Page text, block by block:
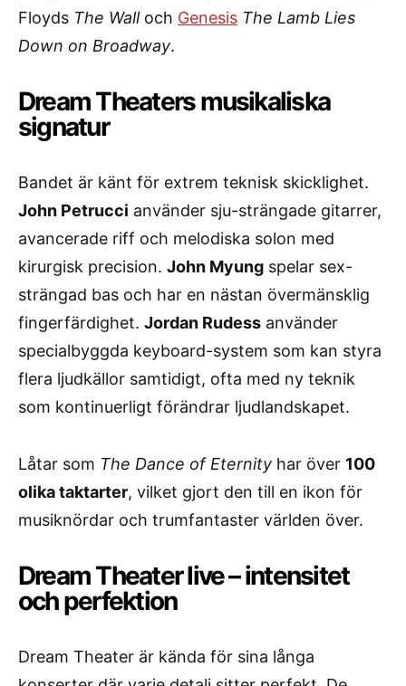
Floyds The Walloch Genesis The Lamb Lies
Down on Broadway.
Dream Theaters musikaliska
signatur
Bandet är känt för extrem teknisk skicklighet.
John Petrucci använder sju-strängade gitarrer,
avancerade riff och melodiska solon med
kirurgisk precision. John Myung spelar sex-
strängad bas och har en nästan övermänsklig
fingerfärdighet. Jordan Rudess använder
specialbyggda keyboard-system som kan styra
flera ljudkällor samtidigt, ofta med ny teknik
som kontinuerligt förändrar ljudlandskapet.
Låtar som The Dance of Eternity har över 100
olika taktarter, vilket gjort den till en ikon för
musiknördar och trumfantaster världen över.
Dream Theater live – intensitet
och perfektion
Dream Theater är kända för sina långa